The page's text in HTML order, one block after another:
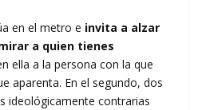
en el metro e invita a alzar
a quien tienes
ella a la persona con la que
aparenta. En el segundo, dos
ideológicamente contrarias